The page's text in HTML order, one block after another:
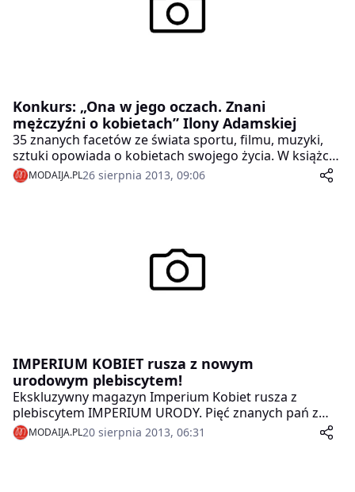
Konkurs: „Ona w jego oczach. Znani
mężczyźni o kobietach” Ilony Adamskiej
35 znanych facetów ze świata sportu, filmu, muzyki,
sztuki opowiada o kobietach swojego życia. W książce
redaktor naczelnej Imperium Kobiet, modelki i pisarki
Ilony Adamskiej pt. „Ona w jego oczach. Znani
MODAIJA.PL26 sierpnia 2013, 09:06
IMPERIUM KOBIET rusza z nowym
urodowym plebiscytem!
Ekskluzywny magazyn Imperium Kobiet rusza z
plebiscytem IMPERIUM URODY. Pięć znanych pań z
show-biznesu zasiądzie w jury konkursu i wybierze
najlepsze kosmetyki roku 2013 przyznając zwycięzcom
MODAIJA.PL20 sierpnia 2013, 06:31